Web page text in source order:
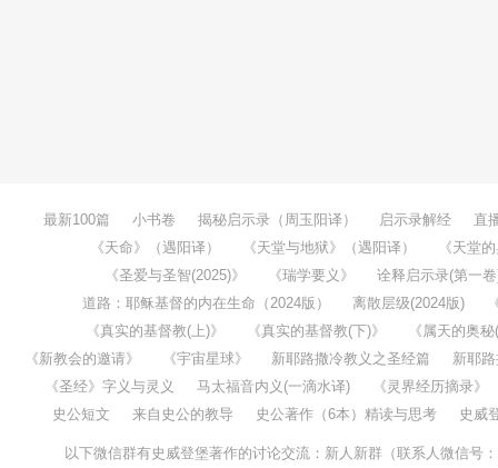
最新100篇 小书卷 揭秘启示录（周玉阳译） 启示录解经
直
《天命》（遇阳译）
《天堂与地狱》（遇阳译）
《天堂
《圣爱与圣智(2025)》
《瑞学要义》
诠释启示录(第一
道路：耶稣基督的内在生命（2024版）
离散层级(2024版)
《真实的基督教(上)》
《真实的基督教(下)》
《属天的奥
《新教会的邀请》
《宇宙星球》 新耶路撒冷教义之圣经篇
新耶
《圣经》字义与灵义
马太福音内义(一滴水译)
《灵界经历摘录》
史公短文
来自史公的教导 史公著作（6本）精读与思考 史威
以下微信群有史威登堡著作的讨论交流：新人新群（联系人微信号：